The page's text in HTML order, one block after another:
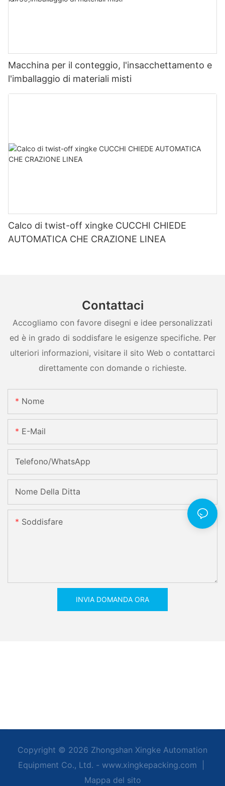
Macchina per il conteggio, l'insacchettamento e
l'imballaggio di materiali misti
Calco di twist-off xingke CUCCHI CHIEDE
AUTOMATICA CHE CRAZIONE LINEA
Contattaci
Accogliamo con favore disegni e idee personalizzati
ed è in grado di soddisfare le esigenze specifiche. Per
ulteriori informazioni, visitare il sito Web o contattarci
direttamente con domande o richieste.
Nome
E-Mail
Telefono/WhatsApp
Nome Della Ditta
Soddisfare
INVIA DOMANDA ORA
Copyright © 2026 Zhongshan Xingke Automation
Equipment Co., Ltd. - www.xingkepacking.com
Mappa del sito